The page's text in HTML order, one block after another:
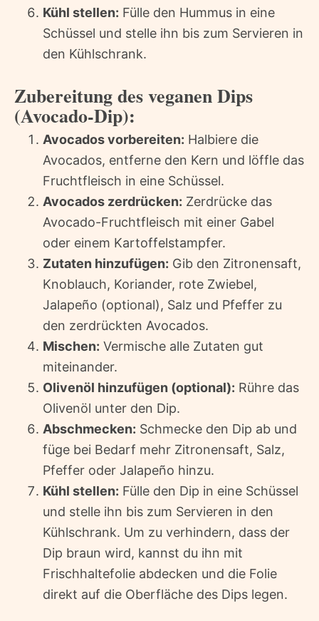
Kühl stellen: Fülle den Hummus in eine
Schüssel und stelle ihn bis zum Servieren in
den Kühlschrank.
Zubereitung des veganen Dips
(Avocado-Dip):
Avocados vorbereiten: Halbiere die
Avocados, entferne den Kern und löffle das
Fruchtfleisch in eine Schüssel.
Avocados zerdrücken: Zerdrücke das
Avocado-Fruchtfleisch mit einer Gabel
oder einem Kartoffelstampfer.
Zutaten hinzufügen: Gib den Zitronensaft,
Knoblauch, Koriander, rote Zwiebel,
Jalapeño (optional), Salz und Pfeffer zu
den zerdrückten Avocados.
Mischen: Vermische alle Zutaten gut
miteinander.
Olivenöl hinzufügen (optional): Rühre das
Olivenöl unter den Dip.
Abschmecken: Schmecke den Dip ab und
füge bei Bedarf mehr Zitronensaft, Salz,
Pfeffer oder Jalapeño hinzu.
Kühl stellen: Fülle den Dip in eine Schüssel
und stelle ihn bis zum Servieren in den
Kühlschrank. Um zu verhindern, dass der
Dip braun wird, kannst du ihn mit
Frischhaltefolie abdecken und die Folie
direkt auf die Oberfläche des Dips legen.